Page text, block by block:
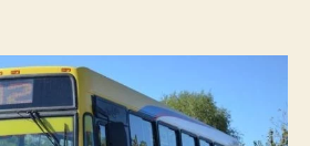
con
19:
Desde